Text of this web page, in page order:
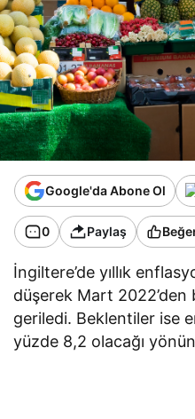
Google'da Abone Ol
0 Paylaş
İngiltere’de yıllık
düşerek Mart
geriledi. Beklentiler ise
yüzde 8,2 olacağı